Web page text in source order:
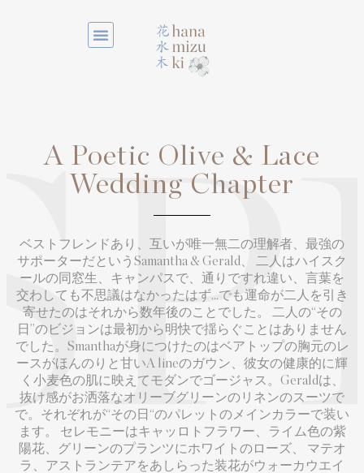
A Poetic Olive & Lace
Wedding Chapter
ベストフレンドあり、互いが唯一無二の理解者、最強の
サポーターだというSamantha & Gerald、 二人はハイスク
ールの同窓生、キャンパスで、通りですれ違い、言葉を
交わしても不思議はなかったはず…でも運命が二人を引き
寄せたのはそれから数年後のことでした。 二人の“その
日”のビジョンは最初から明快で揺らぐことはありません
でした。Smanthaが身につけたのはベアトップの胸元のレ
ースがほんのりと甘いA lineのガウン、彼女の健康的に輝
く小麦色の肌に映えてモダンでゴージャス。Geraldは、
抜け感がお洒落なオリーブグリーンのリネンのスーツで
で。それぞれが“その日“のパレットのメインカラーで装い
ます。 セレモニーはキャッロトフラワー、ライム色の紫
陽花、グリーンのプランツにホワイトのローズ、 マテオ
ラ、アストランテアをあしらった装花がウォーカウエイ